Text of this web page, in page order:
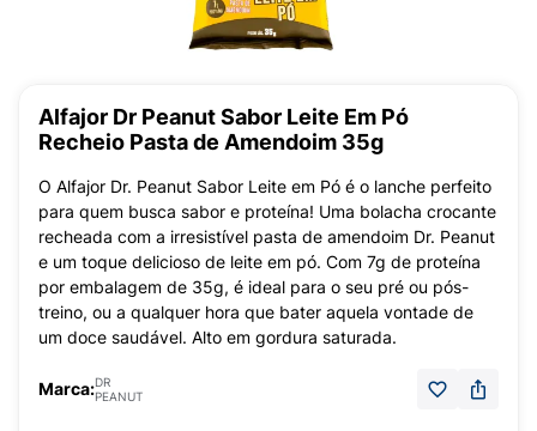
Alfajor Dr Peanut Sabor Leite Em Pó
Recheio Pasta de Amendoim 35g
O Alfajor Dr. Peanut Sabor Leite em Pó é o lanche perfeito
para quem busca sabor e proteína! Uma bolacha crocante
recheada com a irresistível pasta de amendoim Dr. Peanut
e um toque delicioso de leite em pó. Com 7g de proteína
por embalagem de 35g, é ideal para o seu pré ou pós-
treino, ou a qualquer hora que bater aquela vontade de
um doce saudável. Alto em gordura saturada.
Marca:DR
PEANUT